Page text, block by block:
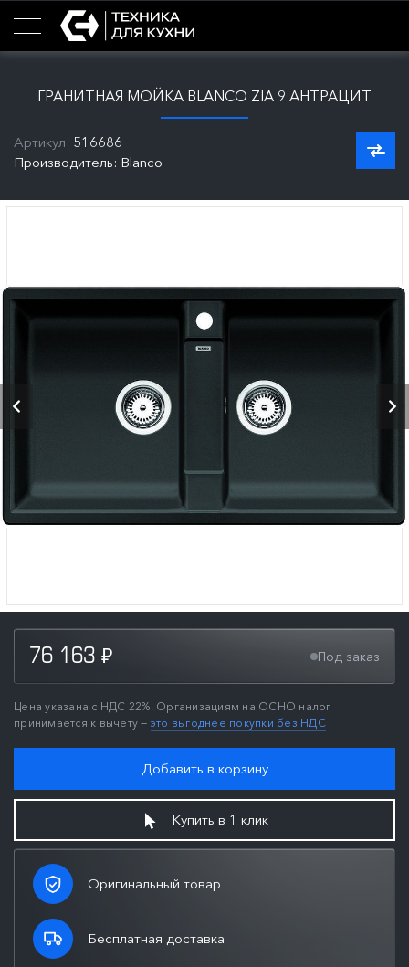
ГРАНИТНАЯ МОЙКА BLANCO ZIA 9 АНТРАЦИТ
Артикул: 516686
Производитель: Blanco
76 163 ₽ Под заказ
Цена указана с НДС 22%. Организациям на ОСНО налог
принимается к вычету — это выгоднее покупки без НДС
Добавить в корзину
Купить в 1 клик
Оригинальный товар
Бесплатная доставка